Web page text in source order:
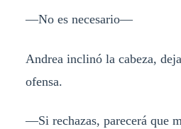
—No es necesario—
Andrea inclinó la cabeza,
ofensa.
—Si rechazas, parecerá que